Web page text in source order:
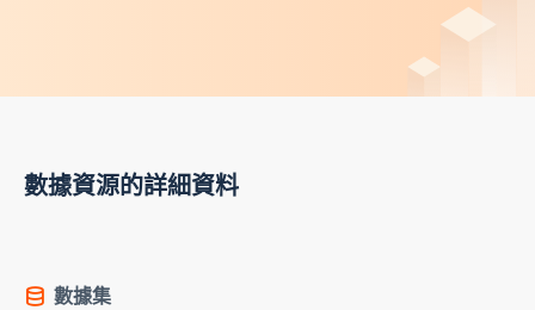
數據資源的詳細資料
數據集